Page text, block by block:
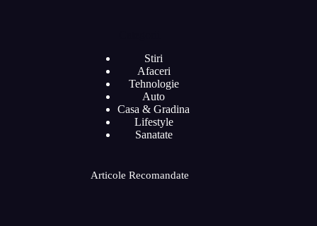
Stiri
Afaceri
Tehnologie
Auto
Casa & Gradina
Lifestyle
Sanatate
Articole Recomandate